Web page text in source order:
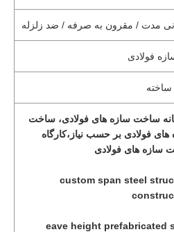
مدت / مقرون به صرفه / ضد زلزله
فولادی
ساخت سازه های فولادی، ساخت
های فولادی بر حسب نیاز،کارگاه
سازه های فولادی
custom span steel
eave height prefabricated